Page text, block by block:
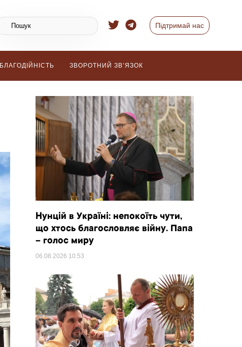
Підтримай нас
БЛАГОДІЙНІСТЬ ЗВОРОТНИЙ ЗВ’ЯЗОК
Нунцій в Україні: непокоїть чути,
що хтось благословляє війну. Папа
– голос миру
06.08.2026 10:53